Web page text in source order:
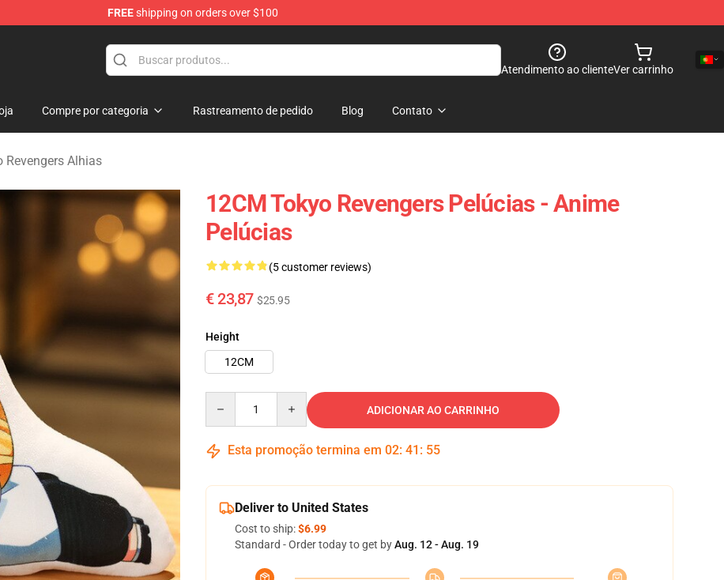
FREEshipping on orders over $100
Atendimento ao clienteVer carrinho
Compre por categoria Rastreamento de pedido Blog Contato
Revengers Alhias
12CM Tokyo Revengers Pelúcias - Anime
Pelúcias
(5 customer reviews)
€ 23,87 $25.95
Height
12CM
ADICIONAR AO CARRINHO
Esta promoção termina em 02: 41 : 54
Deliver to United States
Cost to ship:$6.99
Standard - Order today to get byAug. 12 - Aug. 19